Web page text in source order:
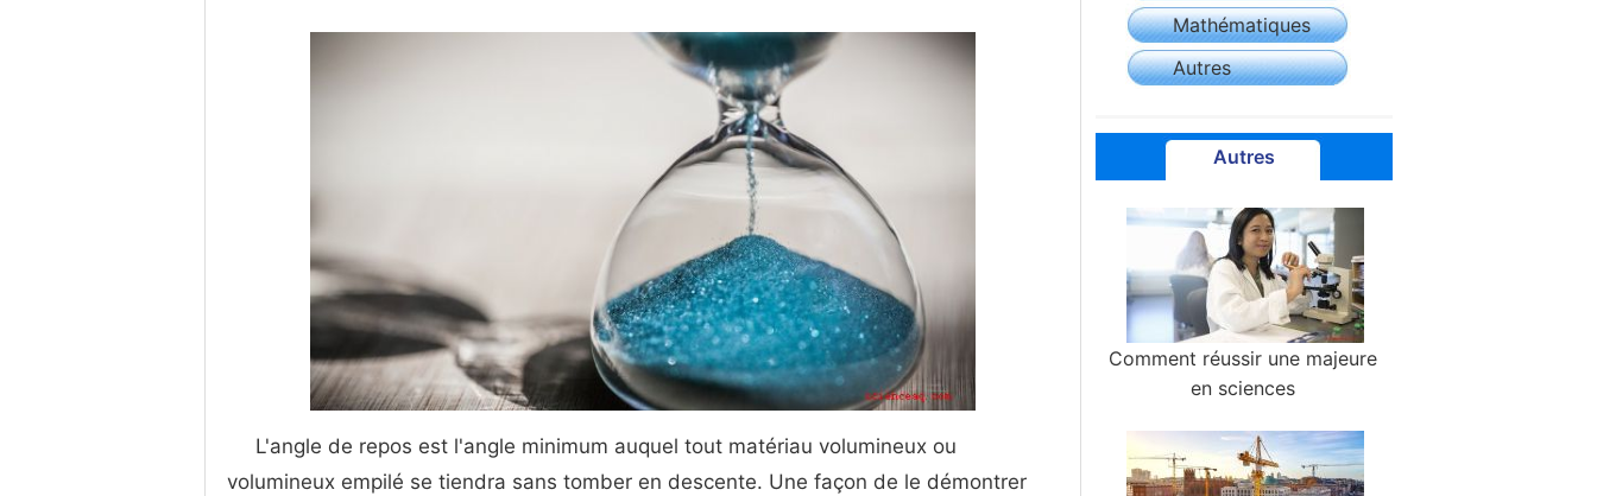
L'angle de repos est l'angle minimum auquel tout matériau volumineux ou
volumineux empilé se tiendra sans tomber en descente. Une façon de le démontrer
Mathématiques
Autres
Autres
Comment réussir une majeure
en sciences